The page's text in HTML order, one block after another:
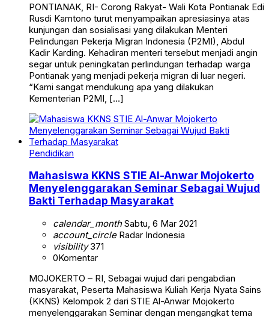
PONTIANAK, RI- Corong Rakyat- Wali Kota Pontianak Edi
Rusdi Kamtono turut menyampaikan apresiasinya atas
kunjungan dan sosialisasi yang dilakukan Menteri
Pelindungan Pekerja Migran Indonesia (P2MI), Abdul
Kadir Karding. Kehadiran menteri tersebut menjadi angin
segar untuk peningkatan perlindungan terhadap warga
Pontianak yang menjadi pekerja migran di luar negeri.
“Kami sangat mendukung apa yang dilakukan
Kementerian P2MI, […]
Pendidikan
Mahasiswa KKNS STIE Al-Anwar Mojokerto
Menyelenggarakan Seminar Sebagai Wujud
Bakti Terhadap Masyarakat
calendar_monthSabtu, 6 Mar 2021
account_circleRadar Indonesia
visibility371
0Komentar
MOJOKERTO – RI, Sebagai wujud dari pengabdian
masyarakat, Peserta Mahasiswa Kuliah Kerja Nyata Sains
(KKNS) Kelompok 2 dari STIE Al-Anwar Mojokerto
menyelenggarakan Seminar dengan mengangkat tema